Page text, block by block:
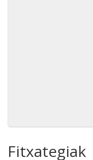
Fitxategiak